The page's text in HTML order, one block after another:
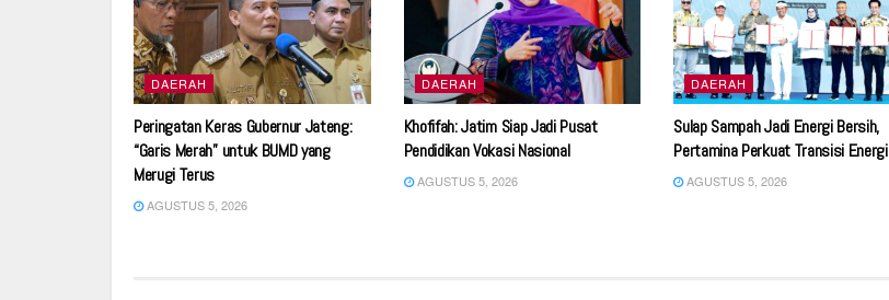
DAERAH
Peringatan Keras Gubernur Jateng:
“Garis Merah” untuk BUMD yang
Merugi Terus
AGUSTUS 5, 2026
DAERAH
Khofifah: Jatim Siap Jadi Pusat
Pendidikan Vokasi Nasional
AGUSTUS 5, 2026
DAERAH
Sulap Sampah Jadi Energi Bersih,
Pertamina Perkuat Transisi Energi
AGUSTUS 5, 2026